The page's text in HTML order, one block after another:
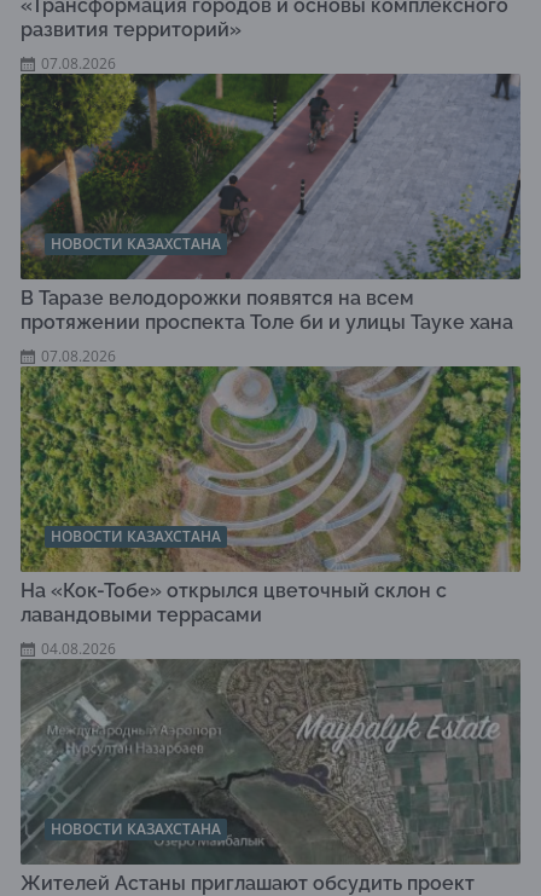
«Трансформация городов и основы комплексного
развития территорий»
07.08.2026
НОВОСТИ КАЗАХСТАНА
В Таразе велодорожки появятся на всем
протяжении проспекта Толе би и улицы Тауке хана
07.08.2026
НОВОСТИ КАЗАХСТАНА
На «Кок-Тобе» открылся цветочный склон с
лавандовыми террасами
04.08.2026
НОВОСТИ КАЗАХСТАНА
Жителей Астаны приглашают обсудить проект